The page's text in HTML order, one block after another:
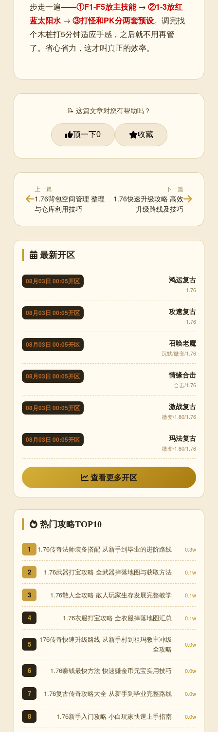
步走一遍——①F1-F5放主技能→ ②1-3放红
蓝太阳水→ ③打怪和PK分两套预设。调完找
个木桩打5分钟适应手感，之后就不用再管
了。省心省力，这才叫真正的效率。
📝 这篇文章对您有帮助吗？
顶一下0 收藏
上一篇
1.76背包空间管理 整理
与仓库利用技巧
下一篇
1.76快速升级攻略 高效
升级路线及技巧
最新开区
08月03日 00:05开区 鸿运复古
1.76
08月03日 00:05开区 攻速复古
1.76
08月03日 00:05开区 召唤老魔
沉默/微变/1.76
08月03日 00:05开区 情缘合击
合击/1.76
08月03日 00:05开区 激战复古
微变/1.80/1.76
08月03日 00:05开区 玛法复古
微变/1.80/1.76
查看更多开区
热门攻略TOP10
1 1.76传奇法师装备搭配 从新手到毕业的进阶路线 0.3w
2 1.76武器打宝攻略 全武器掉落地图与获取方法 0.1w
3 1.76散人全攻略 散人玩家生存发展完整教学 0.1w
4 1.76衣服打宝攻略 全衣服掉落地图汇总 0.1w
5
176传奇快速升级路线 从新手村到祖玛教主冲级
全攻略
0.0w
6 1.76赚钱最快方法 快速赚金币元宝实用技巧 0.0w
7 1.76复古传奇攻略大全 从新手到毕业完整路线 0.0w
8 1.76新手入门攻略 小白玩家快速上手指南 0.0w